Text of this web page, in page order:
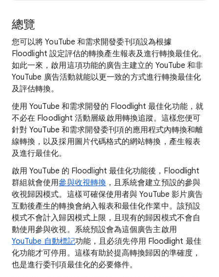
總覽
您可以將 YouTube 和需求開發委刊項設為根據
Floodlight 設定評估的轉換產生報表及進行轉換最佳化。
如此一來，啟用這項功能的廣告主建立的 YouTube 和非
YouTube 廣告活動就能以更一致的方式進行轉換最佳化
及評估轉換。
使用 YouTube 和需求開發的 Floodlight 最佳化功能，就
不必在 Floodlight 活動層級啟用轉換追蹤。這樣您便可
針對 YouTube 和需求開發委刊項的應用程式內轉換和離
線轉換，以及採用圖片代碼格式的網站轉換，產生報表
及進行最佳化。
啟用 YouTube 的 Floodlight 最佳化功能後，Floodlight
群組就會使用參與收視轉換 ，且系統會建立預設的參與
收視歸因模式。這樣可確保使用者與 YouTube 影片廣告
互動後產生的轉換會納入報表和最佳化作業中。該預設
模式不會計入歸因模式上限，且現有的歸因模式不會自
動使用參與收視。系統預設會為這個廣告主啟用
YouTube 自動標記功能，且必須先停用 Floodlight 最佳
化功能才可停用。這樣有助於提高轉換歸因的準確度，
也是進行委刊項最佳化的必要條件。